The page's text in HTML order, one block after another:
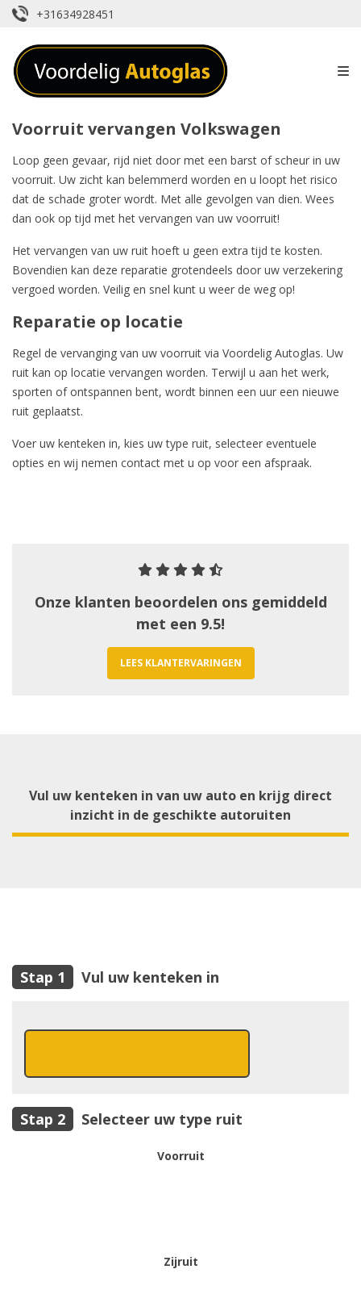
+31634928451
Voorruit vervangen Volkswagen
Loop geen gevaar, rijd niet door met een barst of scheur in uw
voorruit. Uw zicht kan belemmerd worden en u loopt het risico
dat de schade groter wordt. Met alle gevolgen van dien. Wees
dan ook op tijd met het vervangen van uw voorruit!
Het vervangen van uw ruit hoeft u geen extra tijd te kosten.
Bovendien kan deze reparatie grotendeels door uw verzekering
vergoed worden. Veilig en snel kunt u weer de weg op!
Reparatie op locatie
Regel de vervanging van uw voorruit via Voordelig Autoglas. Uw
ruit kan op locatie vervangen worden. Terwijl u aan het werk,
sporten of ontspannen bent, wordt binnen een uur een nieuwe
ruit geplaatst.
Voer uw kenteken in, kies uw type ruit, selecteer eventuele
opties en wij nemen contact met u op voor een afspraak.
Onze klanten beoordelen ons gemiddeld
met een 9.5!
LEES KLANTERVARINGEN
Vul uw kenteken in van uw auto en krijg direct
inzicht in de geschikte autoruiten
Vul uw kenteken in
Selecteer uw type ruit
Voorruit
Zijruit